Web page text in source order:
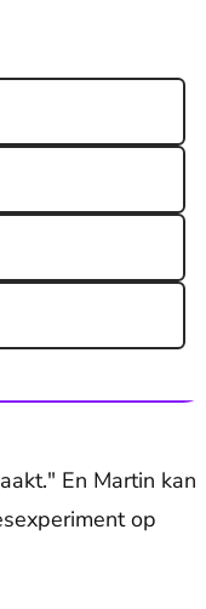
En Martin kan
op